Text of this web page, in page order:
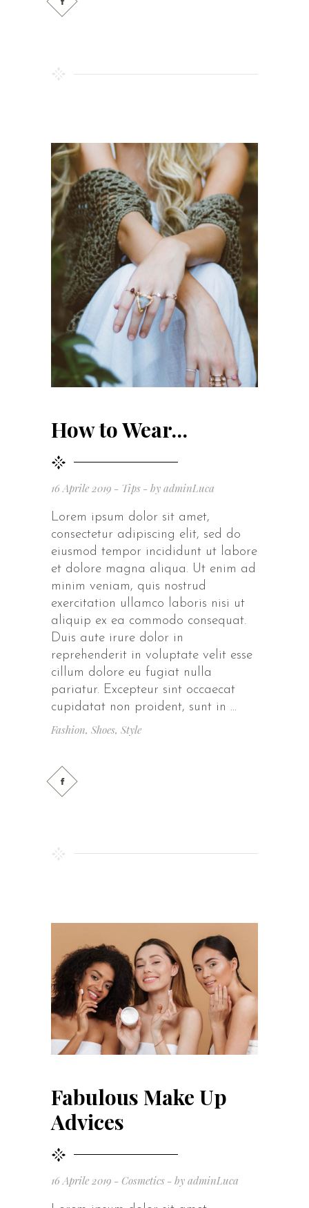
How to Wear…
16 Aprile 2019 Tips by adminLuca
Lorem ipsum dolor sit amet,
consectetur adipiscing elit, sed do
eiusmod tempor incididunt ut labore
et dolore magna aliqua. Ut enim ad
minim veniam, quis nostrud
exercitation ullamco laboris nisi ut
aliquip ex ea commodo consequat.
Duis aute irure dolor in
reprehenderit in voluptate velit esse
cillum dolore eu fugiat nulla
pariatur. Excepteur sint occaecat
cupidatat non proident, sunt in
Fashion, Shoes, Style
Fabulous Make Up
Advices
16 Aprile 2019 Cosmetics by adminLuca